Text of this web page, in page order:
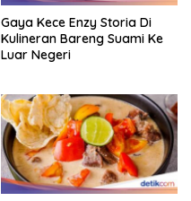
Gaya Kece Enzy Storia Di
Kulineran Bareng Suami Ke
Luar Negeri